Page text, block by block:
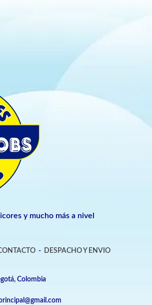
y mucho más a nivel
- DESPACHO Y ENVIO
Colombia